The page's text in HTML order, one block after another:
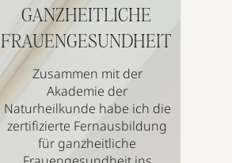
GANZHEITLICHE
FRAUENGESUNDHEIT
Zusammen mit der
Akademie der
Naturheilkunde habe ich die
zertifizierte Fernausbildung
für ganzheitliche